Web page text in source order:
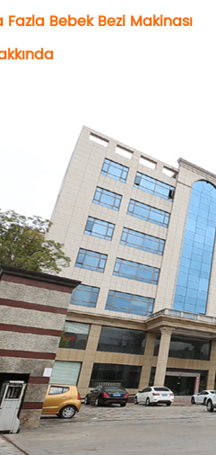
Fazla Bebek Bezi Makinası